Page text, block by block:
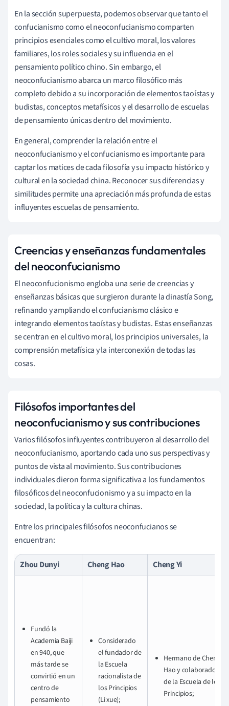
En la sección superpuesta, podemos observar que tanto el
confucianismo como el neoconfucianismo comparten
principios esenciales como el cultivo moral, los valores
familiares, los roles sociales y su influencia en el
pensamiento político chino. Sin embargo, el
neoconfucianismo abarca un marco filosófico más
completo debido a su incorporación de elementos taoístas y
budistas, conceptos metafísicos y el desarrollo de escuelas
de pensamiento únicas dentro del movimiento.
En general, comprender la relación entre el
neoconfucianismo y el confucianismo es importante para
captar los matices de cada filosofía y su impacto histórico y
cultural en la sociedad china. Reconocer sus diferencias y
similitudes permite una apreciación más profunda de estas
influyentes escuelas de pensamiento.
Creencias y enseñanzas fundamentales
del neoconfucianismo
El neoconfucionismo engloba una serie de creencias y
enseñanzas básicas que surgieron durante la dinastía Song,
refinando y ampliando el confucianismo clásico e
integrando elementos taoístas y budistas. Estas enseñanzas
se centran en el cultivo moral, los principios universales, la
comprensión metafísica y la interconexión de todas las
cosas.
Filósofos importantes del
neoconfucianismo y sus contribuciones
Varios filósofos influyentes contribuyeron al desarrollo del
neoconfucianismo, aportando cada uno sus perspectivas y
puntos de vista al movimiento. Sus contribuciones
individuales dieron forma significativa a los fundamentos
filosóficos del neoconfucionismo y a su impacto en la
sociedad, la política y la cultura chinas.
Entre los principales filósofos neoconfucianos se
encuentran:
Zhou Dunyi Cheng Hao Cheng Yi
Fundó la
Academia Baiji
en 940, que
más tarde se
convirtió en un
centro de
pensamiento
Considerado
el fundador de
la Escuela
racionalista de
los Principios
(Li xue);
Hermano de Cheng
Hao y colaborador
de la Escuela de los
Principios;